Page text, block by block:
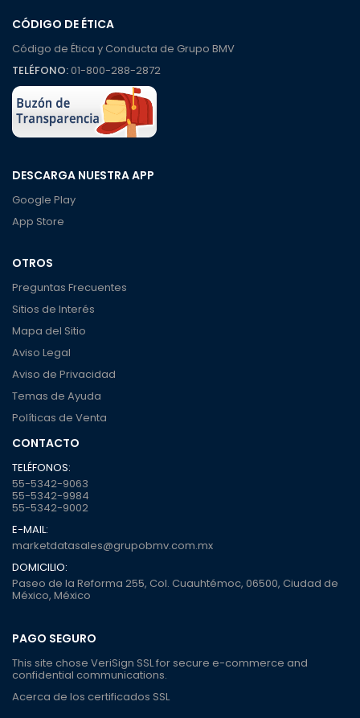
CÓDIGO DE ÉTICA
Código de Ética y Conducta de Grupo BMV
TELÉFONO:01-800-288-2872
DESCARGA NUESTRA APP
Google Play
App Store
OTROS
Preguntas Frecuentes
Sitios de Interés
Mapa del Sitio
Aviso Legal
Aviso de Privacidad
Temas de Ayuda
Políticas de Venta
CONTACTO
TELÉFONOS:
55-5342-9063
55-5342-9984
55-5342-9002
E-MAIL:
marketdatasales@grupobmv.com.mx
DOMICILIO:
Paseo de la Reforma 255, Col. Cuauhtémoc, 06500, Ciudad de
México, México
PAGO SEGURO
This site chose VeriSign SSL for secure e-commerce and
confidential communications.
Acerca de los certificados SSL